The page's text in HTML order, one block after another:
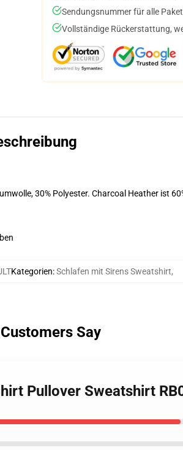
Sendungsnummer für alle
Vollständige Rückerstattung,
30% Polyester. Charcoal Heather ist
Kategorien:Schlafen mit Sirens Sweatshirt,
Say
Pullover Sweatshirt